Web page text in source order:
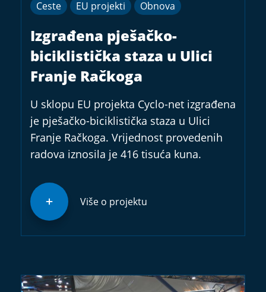
Ceste EU projekti Obnova
Izgrađena pješačko-
biciklistička staza u Ulici
Franje Račkoga
U sklopu EU projekta Cyclo-net izgrađena
je pješačko-biciklistička staza u Ulici
Franje Račkoga. Vrijednost provedenih
radova iznosila je 416 tisuća kuna.
Više o projektu